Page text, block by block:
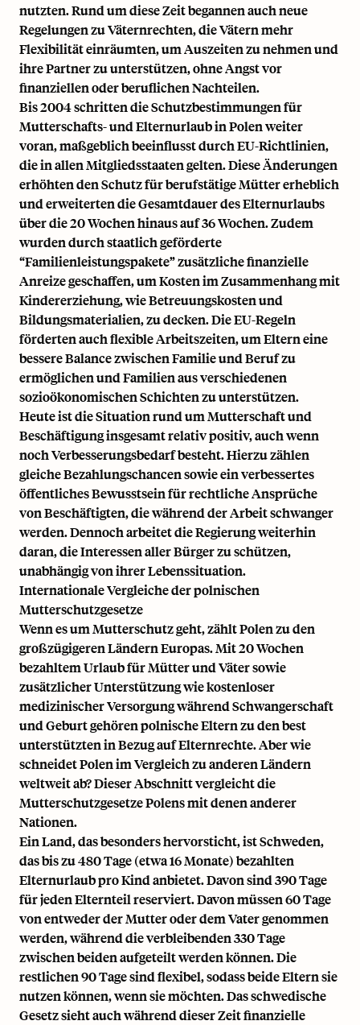
nutzten. Rund um diese Zeit begannen auch neue
Regelungen zu Väternrechten, die Vätern mehr
Flexibilität einräumten, um Auszeiten zu nehmen und
ihre Partner zu unterstützen, ohne Angst vor
finanziellen oder beruflichen Nachteilen.
Bis 2004 schritten die Schutzbestimmungen für
Mutterschafts- und Elternurlaub in Polen weiter
voran, maßgeblich beeinflusst durch EU-Richtlinien,
die in allen Mitgliedsstaaten gelten. Diese Änderungen
erhöhten den Schutz für berufstätige Mütter erheblich
und erweiterten die Gesamtdauer des Elternurlaubs
über die 20 Wochen hinaus auf 36 Wochen. Zudem
wurden durch staatlich geförderte
“Familienleistungspakete” zusätzliche finanzielle
Anreize geschaffen, um Kosten im Zusammenhang mit
Kindererziehung, wie Betreuungskosten und
Bildungsmaterialien, zu decken. Die EU-Regeln
förderten auch flexible Arbeitszeiten, um Eltern eine
bessere Balance zwischen Familie und Beruf zu
ermöglichen und Familien aus verschiedenen
sozioökonomischen Schichten zu unterstützen.
Heute ist die Situation rund um Mutterschaft und
Beschäftigung insgesamt relativ positiv, auch wenn
noch Verbesserungsbedarf besteht. Hierzu zählen
gleiche Bezahlungschancen sowie ein verbessertes
öffentliches Bewusstsein für rechtliche Ansprüche
von Beschäftigten, die während der Arbeit schwanger
werden. Dennoch arbeitet die Regierung weiterhin
daran, die Interessen aller Bürger zu schützen,
unabhängig von ihrer Lebenssituation.
Internationale Vergleiche der polnischen
Mutterschutzgesetze
Wenn es um Mutterschutz geht, zählt Polen zu den
großzügigeren Ländern Europas. Mit 20 Wochen
bezahltem Urlaub für Mütter und Väter sowie
zusätzlicher Unterstützung wie kostenloser
medizinischer Versorgung während Schwangerschaft
und Geburt gehören polnische Eltern zu den best
unterstützten in Bezug auf Elternrechte. Aber wie
schneidet Polen im Vergleich zu anderen Ländern
weltweit ab? Dieser Abschnitt vergleicht die
Mutterschutzgesetze Polens mit denen anderer
Nationen.
Ein Land, das besonders hervorsticht, ist Schweden,
das bis zu 480 Tage (etwa 16 Monate) bezahlten
Elternurlaub pro Kind anbietet. Davon sind 390 Tage
für jeden Elternteil reserviert. Davon müssen 60 Tage
von entweder der Mutter oder dem Vater genommen
werden, während die verbleibenden 330 Tage
zwischen beiden aufgeteilt werden können. Die
restlichen 90 Tage sind flexibel, sodass beide Eltern sie
nutzen können, wenn sie möchten. Das schwedische
Gesetz sieht auch während dieser Zeit finanzielle